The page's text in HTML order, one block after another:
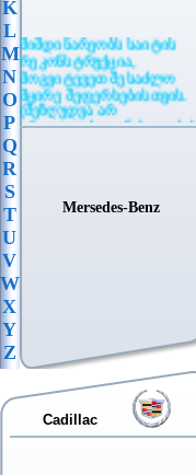
K
L
M
N
O
P
Q
R
S
T
U
V
W
X
Y
Z
მიმდინარეობს საიტის
რეკონსტრუქცია,
მოგვიტევეთ შესაძლო
მცირე შეფერხებისთვის.
(შეზღუდვა არ
ვრცელდება განცხადების
Mersedes-Benz
Cadillac